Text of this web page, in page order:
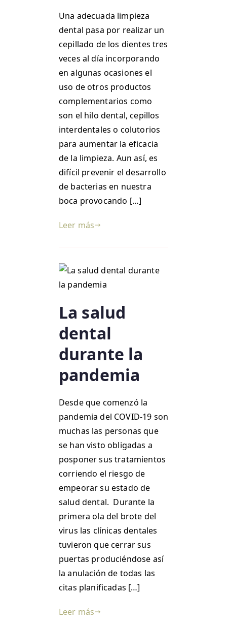
Una adecuada limpieza
dental pasa por realizar un
cepillado de los dientes tres
veces al día incorporando
en algunas ocasiones el
uso de otros productos
complementarios como
son el hilo dental, cepillos
interdentales o colutorios
para aumentar la eficacia
de la limpieza. Aun así, es
difícil prevenir el desarrollo
de bacterias en nuestra
boca provocando […]
Leer más
La salud
dental
durante la
pandemia
Desde que comenzó la
pandemia del COVID-19 son
muchas las personas que
se han visto obligadas a
posponer sus tratamientos
corriendo el riesgo de
empeorar su estado de
salud dental. Durante la
primera ola del brote del
virus las clínicas dentales
tuvieron que cerrar sus
puertas produciéndose así
la anulación de todas las
citas planificadas […]
Leer más